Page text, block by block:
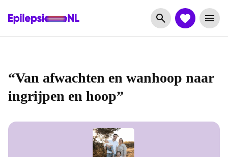
“Van afwachten en wanhoop naar
ingrijpen en hoop”